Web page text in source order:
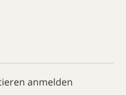
anmelden